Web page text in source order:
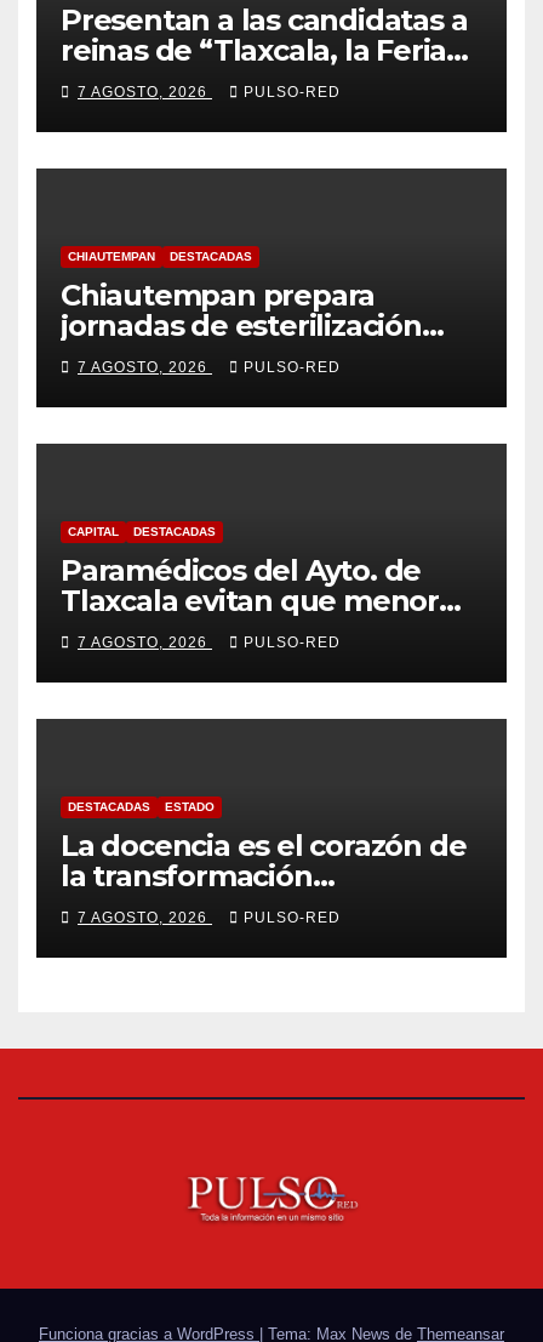
Presentan a las candidatas a
reinas de “Tlaxcala, la Feria
de Ferias 2026: La Flor
Tlaxcalteca”
7 AGOSTO, 2026 PULSO-RED
CHIAUTEMPAN DESTACADAS
Chiautempan prepara
jornadas de esterilización
para perros y gatos
7 AGOSTO, 2026 PULSO-RED
CAPITAL DESTACADAS
Paramédicos del Ayto. de
Tlaxcala evitan que menor
sufra complicaciones por
hipotermia tras caer en una
cisterna
7 AGOSTO, 2026 PULSO-RED
DESTACADAS ESTADO
La docencia es el corazón de
la transformación
universitaria: Rector de la
UATx
7 AGOSTO, 2026 PULSO-RED
Funciona gracias a WordPress Tema: Max News de Themeansar